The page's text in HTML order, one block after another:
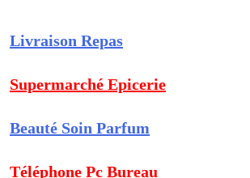
Livraison Repas
Supermarché Epicerie
Beauté Soin Parfum
Téléphone Pc Bureau